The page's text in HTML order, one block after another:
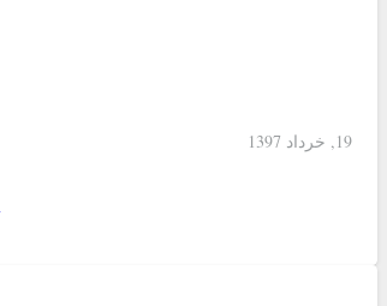
19, خرداد 1397